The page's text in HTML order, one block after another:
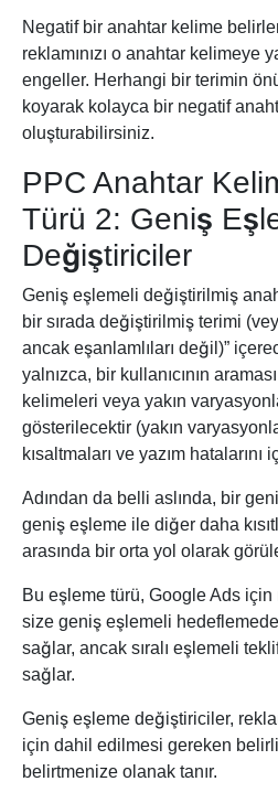
Negatif bir anahtar kelime
reklamınızı o anahtar kelimeye
engeller. Herhangi bir terimin
koyarak kolayca bir negatif
oluşturabilirsiniz.
PPC Anahtar
Türü 2: Geniş
Değiştiriciler
Geniş eşlemeli değiştirilmiş
bir sırada değiştirilmiş terimi
ancak eşanlamlıları değil)”
yalnızca, bir kullanıcının
kelimeleri veya yakın
gösterilecektir (yakın
kısaltmaları ve yazım hatalarını
Adından da belli aslında, bir
geniş eşleme ile diğer daha
arasında bir orta yol olarak
Bu eşleme türü, Google Ads
size geniş eşlemeli
sağlar, ancak sıralı eşlemeli
sağlar.
Geniş eşleme değiştiriciler,
için dahil edilmesi gereken
belirtmenize olanak tanır.